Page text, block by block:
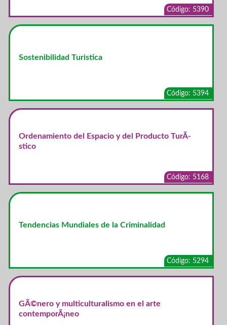
Código: 5390
Sostenibilidad Turistica
Código: 5394
Ordenamiento del Espacio y del Producto TurÃ­
stico
Código: 5168
Tendencias Mundiales de la Criminalidad
Código: 5294
GÃ©nero y multiculturalismo en el arte
contemporÃ¡neo